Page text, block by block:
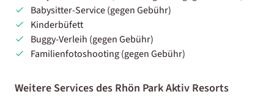
Babysitter-Service (gegen Gebühr)
Kinderbüfett
Buggy-Verleih (gegen Gebühr)
Familienfotoshooting (gegen Gebühr)
Weitere Services des Rhön Park Aktiv Resorts